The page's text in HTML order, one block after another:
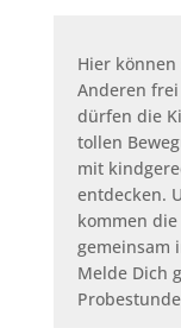
Hier
Anderen
dürfen die
tollen
mit
entdecken.
kommen
gemeinsam
Melde Dich